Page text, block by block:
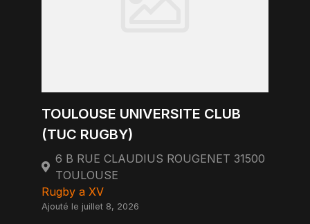
TOULOUSE UNIVERSITE CLUB
(TUC RUGBY)
6 B RUE CLAUDIUS ROUGENET 31500
TOULOUSE
Rugby a XV
Ajouté le juillet 8, 2026